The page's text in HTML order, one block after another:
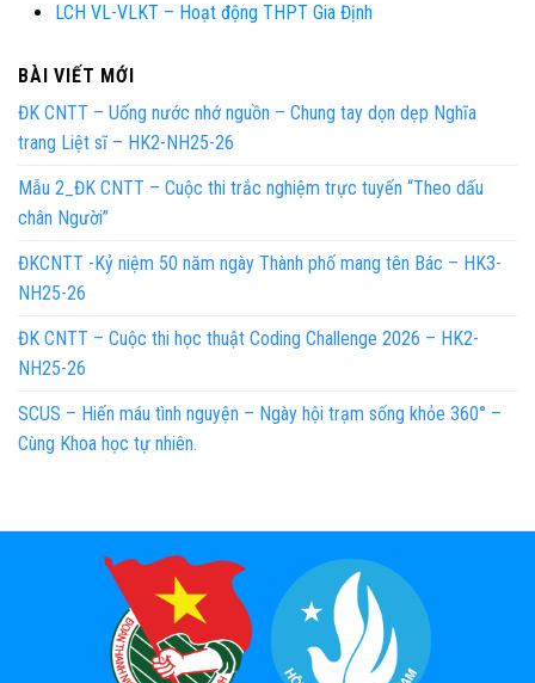
LCH VL-VLKT – Hoạt động THPT Gia Định
BÀI VIẾT MỚI
ĐK CNTT – Uống nước nhớ nguồn – Chung tay dọn dẹp Nghĩa
trang Liệt sĩ – HK2-NH25-26
Mẫu 2_ĐK CNTT – Cuộc thi trắc nghiệm trực tuyến “Theo dấu
chân Người”
ĐKCNTT -Kỷ niệm 50 năm ngày Thành phố mang tên Bác – HK3-
NH25-26
ĐK CNTT – Cuộc thi học thuật Coding Challenge 2026 – HK2-
NH25-26
SCUS – Hiến máu tình nguyện – Ngày hội trạm sống khỏe 360° –
Cùng Khoa học tự nhiên.